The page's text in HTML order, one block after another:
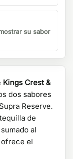
su sabor
Kings Crest &
dos sabores
Reserve.
de
al
ofrece el